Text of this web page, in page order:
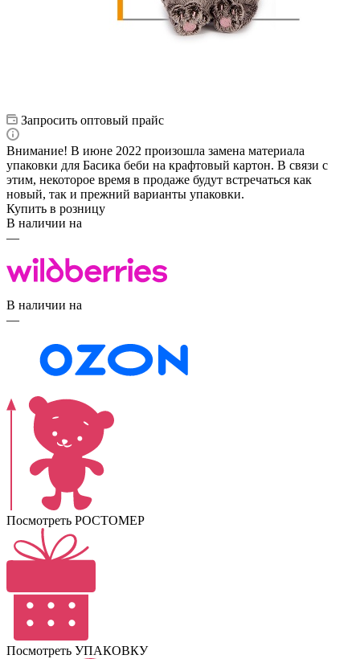
Запросить оптовый прайс
Внимание! В июне 2022 произошла замена материала
упаковки для Басика беби на крафтовый картон. В связи с
этим, некоторое время в продаже будут встречаться как
новый, так и прежний варианты упаковки.
Купить в розницу
В наличии на
—
В наличии на
—
Посмотреть РОСТОМЕР
Посмотреть УПАКОВКУ